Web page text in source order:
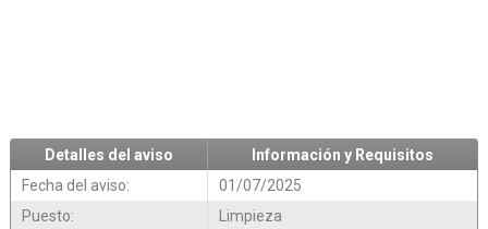
Detalles del aviso
Información y Requisitos
Fecha del aviso:
01/07/2025
Puesto:
Limpieza